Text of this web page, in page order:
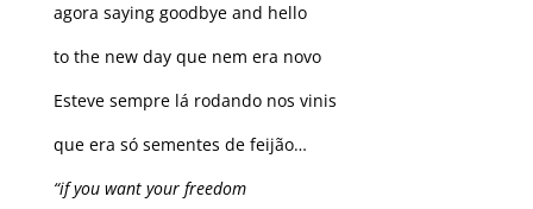
agora saying goodbye and hello
to the new day que nem era novo
Esteve sempre lá rodando nos vinis
que era só sementes de feijão…
“if you want your freedom